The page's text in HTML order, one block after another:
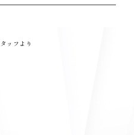
ッフより